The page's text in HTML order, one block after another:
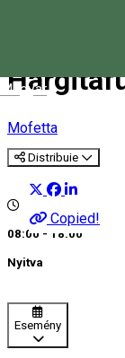
Magyar
Mofetta
Distribuie
Copied!
08:00 - 18:00
Nyitva
Esemény